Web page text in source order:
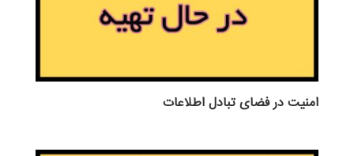
امنیت در فضای تبادل اطلاعات